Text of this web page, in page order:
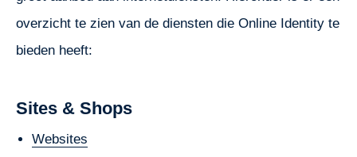
overzicht te zien van de diensten die Online Identity te
bieden heeft:
Sites & Shops
Websites